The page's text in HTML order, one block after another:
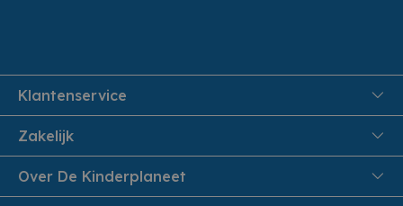
Klantenservice
FAQ
Veiligheid en Privacy
Zakelijk
Onthaalouders
Over De Kinderplaneet